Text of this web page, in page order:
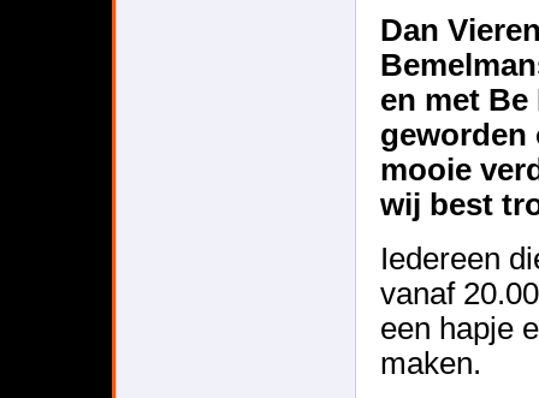
Dan
en met
geworden
mooie
wij best
Iedereen
vanaf
een hapje
maken.